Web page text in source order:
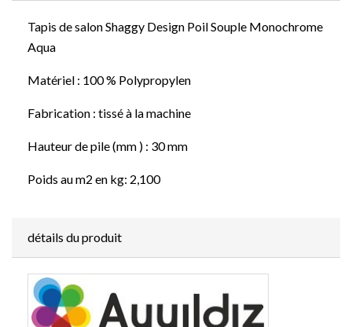
Tapis de salon Shaggy Design Poil Souple Monochrome
Aqua
Matériel : 100 % Polypropylen
Fabrication : tissé à la machine
Hauteur de pile (mm ) : 30 mm
Poids au m2 en kg: 2,100
détails du produit